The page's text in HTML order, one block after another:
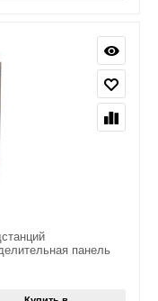
панель